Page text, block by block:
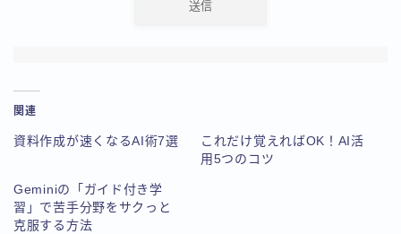
関連
資料作成が速くなるAI術7選
これだけ覚えればOK！AI活
用5つのコツ
Geminiの「ガイド付き学
習」で苦手分野をサクっと
克服する方法